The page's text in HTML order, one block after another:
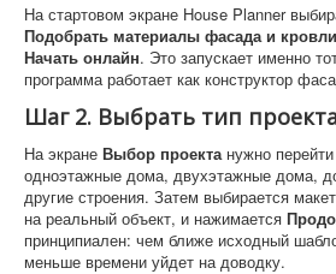
На стартовом экране House Planner
Подобрать материалы фасада и кровли
Начать онлайн. Это запускает именно
программа работает как конструктор
Шаг 2. Выбрать тип
На экране Выбор проекта нужно
одноэтажные дома, двухэтажные дома,
другие строения. Затем выбирается
на реальный объект, и нажимается
принципиален: чем ближе исходный
меньше времени уйдет на доводку.